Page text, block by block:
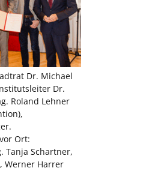
Dr. Michael
Dr.
Roland Lehner
Ort:
Tanja Schartner,
Werner Harrer